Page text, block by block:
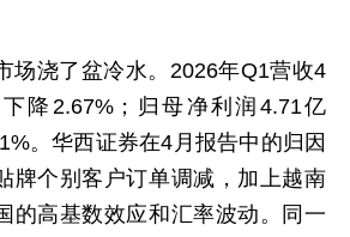
场浇了盆冷水。2026年Q1营收4
降2.67%；归母净利润4.71亿
。华西证券在4月报告中的归因
牌个别客户订单调减，加上越南
的高基数效应和汇率波动。同一